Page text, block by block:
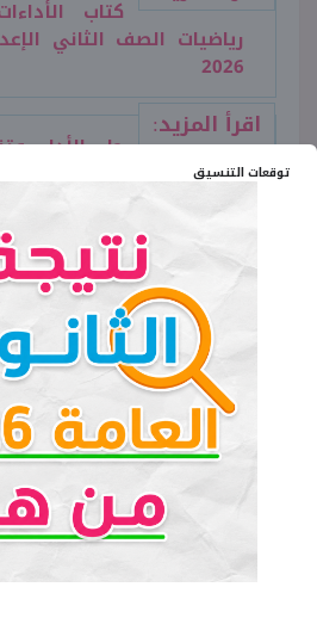
توقعات التنسيق
كتاب
رياضيات الصف الثاني
2026
اقرأ المزيد:
حل الأداء
الأول دراسات الصف الثاني
تحميل مراجعة
للصف الثاني
المنهج الجديد 2026
يمكن تحميل مراجعة شهر
النافذة التالية: